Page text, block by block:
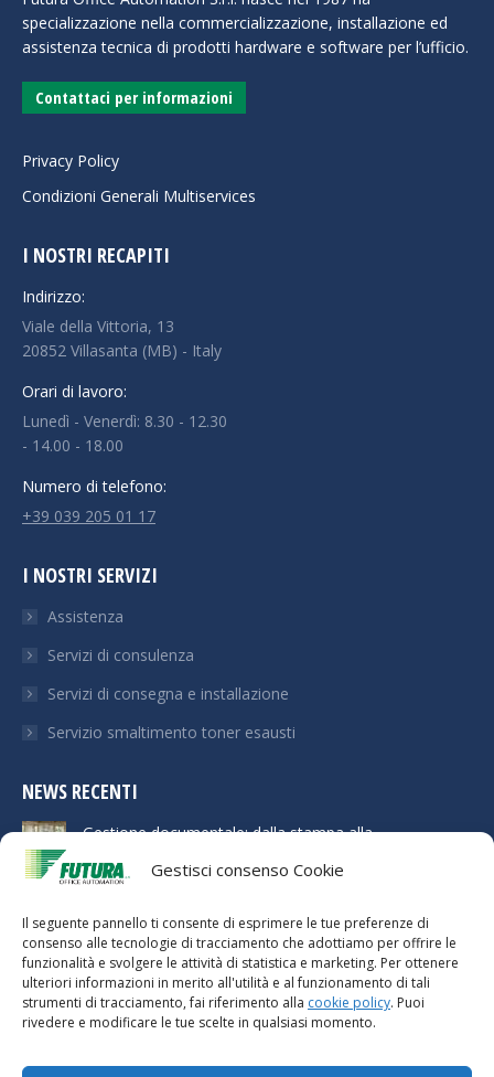
Gestisci consenso Cookie
Il seguente pannello ti consente di esprimere le tue preferenze di
consenso alle tecnologie di tracciamento che adottiamo per offrire le
funzionalità e svolgere le attività di statistica e marketing. Per ottenere
ulteriori informazioni in merito all'utilità e al funzionamento di tali
strumenti di tracciamento, fai riferimento alla cookie policy. Puoi
rivedere e modificare le tue scelte in qualsiasi momento.
specializzazione nella commercializzazione, installazione ed
assistenza tecnica di prodotti hardware e software per l’ufficio.
Contattaci per informazioni
Privacy Policy
Condizioni Generali Multiservices
I NOSTRI RECAPITI
Indirizzo:
Viale della Vittoria, 13
20852 Villasanta (MB) - Italy
Orari di lavoro:
Lunedì - Venerdì: 8.30 - 12.30
- 14.00 - 18.00
Numero di telefono:
+39 039 205 01 17
I NOSTRI SERVIZI
Assistenza
Servizi di consulenza
Servizi di consegna e installazione
Servizio smaltimento toner esausti
NEWS RECENTI
Gestione documentale: dalla stampa alla
21 Aprile 2026
Multifunzione Ricoh per ufficio: come scegliere il
modello giusto
21 Aprile 2026
Ridurre i costi di stampa aziendali senza stampare